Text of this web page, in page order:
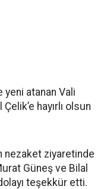
yeni atanan Vali
hayırlı olsun
nezaket ziyaretinde
Güneş ve Bilal
teşekkür etti.